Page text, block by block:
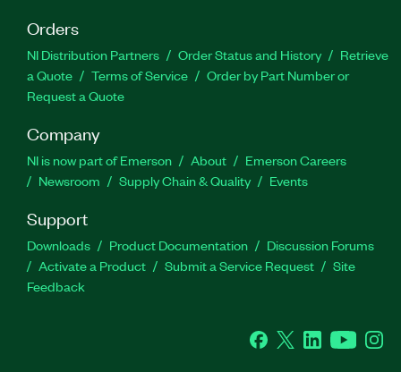
Orders
NI Distribution Partners Order Status and History
Retrieve
a Quote
Terms of Service
Order by Part Number or
Request a Quote
Company
NI is now part of Emerson About
Emerson Careers
Newsroom
Supply Chain & Quality Events
Support
Downloads Product Documentation
Discussion Forums
Activate a Product
Submit a Service Request
Site
Feedback
Facebook
Twitter LinkedInYouTube